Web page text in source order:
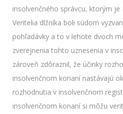
insolvenčného správcu, ktorým je
Veritelia dlžníka boli súdom
pohľadávky a to v lehote dvoch
zverejnenia tohto uznesenia v
zároveň zdôraznil, že účinky
insolvenčnom konaní nastávajú
rozhodnutia v insolvenčnom
insolvenčnom konaní si môžu